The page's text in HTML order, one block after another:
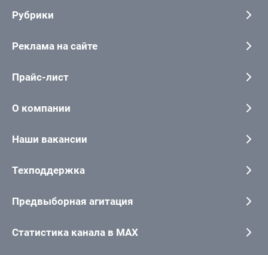
Рубрики
Реклама на сайте
Прайс-лист
О компании
Наши вакансии
Техподдержка
Предвыборная агитация
Статистика канала в MAX